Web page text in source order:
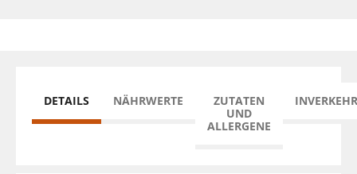
DETAILS NÄHRWERTE
ZUTATEN
UND
ALLERGENE